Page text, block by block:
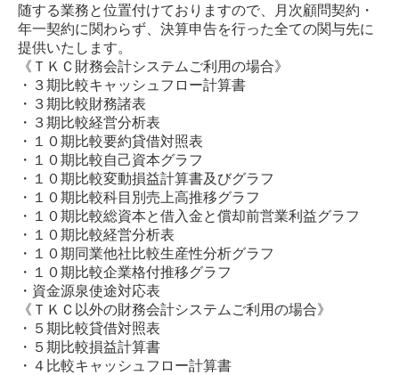
随する業務と位置付けておりますので、月次顧問契約・
年一契約に関わらず、決算申告を行った全ての関与先に
提供いたします。
《ＴＫＣ財務会計システムご利用の場合》
・３期比較キャッシュフロー計算書
・３期比較財務諸表
・３期比較経営分析表
・１０期比較要約貸借対照表
・１０期比較自己資本グラフ
・１０期比較変動損益計算書及びグラフ
・１０期比較科目別売上高推移グラフ
・１０期比較総資本と借入金と償却前営業利益グラフ
・１０期比較経営分析表
・１０期同業他社比較生産性分析グラフ
・１０期比較企業格付推移グラフ
・資金源泉使途対応表
《ＴＫＣ以外の財務会計システムご利用の場合》
・５期比較貸借対照表
・５期比較損益計算書
・４比較キャッシュフロー計算書